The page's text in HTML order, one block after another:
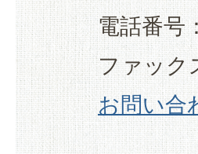
電話番号
ファック
お問い合